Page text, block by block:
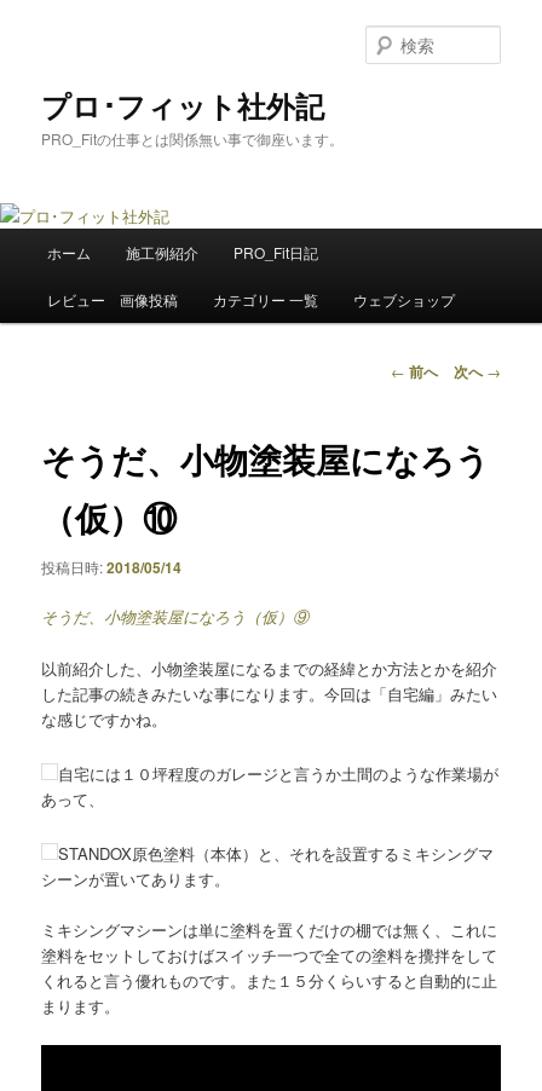
へ
プロ･フィット社外記
PRO_Fitの仕事とは関係無い事で御座います。
索
メ
ホーム 施工例紹介 PRO_Fit日記
レビュー 画像投稿 カテゴリー 一覧 ウェブショップ
投
ビ
ゲ
← 前へ 次へ→
そうだ、小物塗装屋になろう
（仮）⑩
投稿日時:2018/05/14
そうだ、小物塗装屋になろう（仮）⑨
以前紹介した、小物塗装屋になるまでの経緯とか方法とかを紹介
した記事の続きみたいな事になります。今回は「自宅編」みたい
な感じですかね。
自宅には１０坪程度のガレージと言うか土間のような作業場が
あって、
STANDOX原色塗料（本体）と、それを設置するミキシングマ
シーンが置いてあります。
ミキシングマシーンは単に塗料を置くだけの棚では無く、これに
塗料をセットしておけばスイッチ一つで全ての塗料を攪拌をして
くれると言う優れものです。また１５分くらいすると自動的に止
まります。